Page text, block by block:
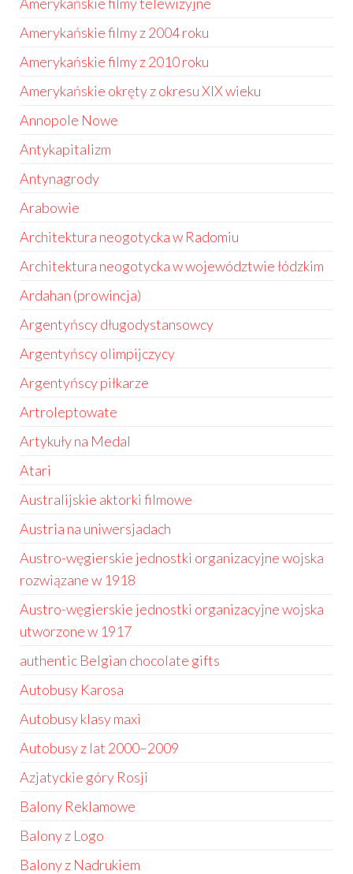
Amerykańskie filmy z 2004 roku
Amerykańskie filmy z 2010 roku
Amerykańskie okręty z okresu XIX wieku
Annopole Nowe
Antykapitalizm
Antynagrody
Arabowie
Architektura neogotycka w Radomiu
Architektura neogotycka w województwie łódzkim
Ardahan (prowincja)
Argentyńscy długodystansowcy
Argentyńscy olimpijczycy
Argentyńscy piłkarze
Artroleptowate
Artykuły na Medal
Atari
Australijskie aktorki filmowe
Austria na uniwersjadach
Austro-węgierskie jednostki organizacyjne wojska
rozwiązane w 1918
Austro-węgierskie jednostki organizacyjne wojska
utworzone w 1917
authentic Belgian chocolate gifts
Autobusy Karosa
Autobusy klasy maxi
Autobusy z lat 2000–2009
Azjatyckie góry Rosji
Balony Reklamowe
Balony z Logo
Balony z Nadrukiem